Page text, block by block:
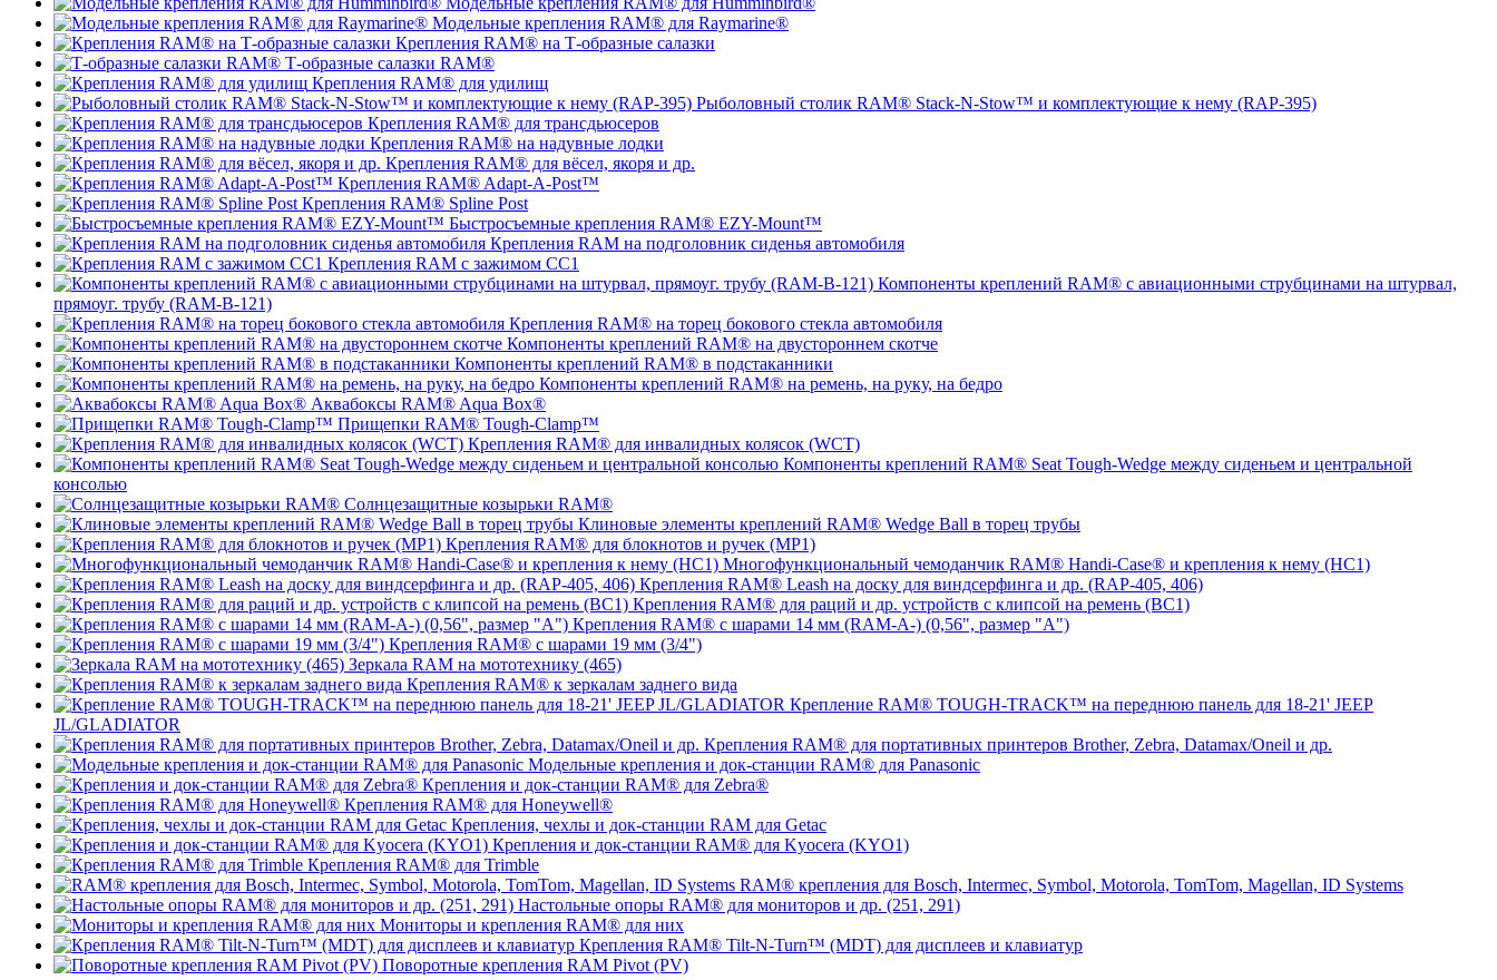
Модельные крепления RAM® для Raymarine®
Крепления RAM® на Т-образные салазки
Т-образные салазки RAM®
Крепления RAM® для удилищ
Рыболовный столик RAM® Stack-N-Stow™ и комплектующие к нему (RAP-395)
Крепления RAM® для трансдьюсеров
Крепления RAM® на надувные лодки
Крепления RAM® для вёсел, якоря и др.
Крепления RAM® Adapt-A-Post™
Крепления RAM® Spline Post
Быстросъемные крепления RAM® EZY-Mount™
Крепления RAM на подголовник сиденья автомобиля
Крепления RAM с зажимом СС1
Компоненты креплений RAM® с авиационными струбцинами на штурвал,
прямоуг. трубу (RAM-B-121)
Крепления RAM® на торец бокового стекла автомобиля
Компоненты креплений RAM® на двустороннем скотче
Компоненты креплений RAM® в подстаканники
Компоненты креплений RAM® на ремень, на руку, на бедро
Аквабоксы RAM® Aqua Box®
Прищепки RAM® Tough-Clamp™
Крепления RAM® для инвалидных колясок (WCT)
Компоненты креплений RAM® Seat Tough-Wedge между сиденьем и центральной
консолью
Солнцезащитные козырьки RAM®
Клиновые элементы креплений RAM® Wedge Ball в торец трубы
Крепления RAM® для блокнотов и ручек (MP1)
Многофункциональный чемоданчик RAM® Handi-Case® и крепления к нему (HC1)
Крепления RAM® Leash на доску для виндсерфинга и др. (RAP-405, 406)
Крепления RAM® для раций и др. устройств с клипсой на ремень (BC1)
Крепления RAM® с шарами 14 мм (RAM-A-) (0,56", размер "A")
Крепления RAM® с шарами 19 мм (3/4")
Зеркала RAM на мототехнику (465)
Крепления RAM® к зеркалам заднего вида
Крепление RAM® TOUGH-TRACK™ на переднюю панель для 18-21' JEEP
JL/GLADIATOR
Крепления RAM® для портативных принтеров Brother, Zebra, Datamax/Oneil и др.
Модельные крепления и док-станции RAM® для Panasonic
Крепления и док-станции RAM® для Zebra®
Крепления RAM® для Honeywell®
Крепления, чехлы и док-станции RAM для Getac
Крепления и док-станции RAM® для Kyocera (KYO1)
Крепления RAM® для Trimble
RAM® крепления для Bosch, Intermec, Symbol, Motorola, TomTom, Magellan, ID Systems
Настольные опоры RAM® для мониторов и др. (251, 291)
Мониторы и крепления RAM® для них
Крепления RAM® Tilt-N-Turn™ (MDT) для дисплеев и клавиатур
Поворотные крепления RAM Pivot (PV)